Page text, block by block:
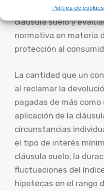
Política de cookies
gratuita para
cláusula suelo y
normativa en materia
protección al
La cantidad que un
al reclamar la
pagadas de más
aplicación de la
circunstancias
el tipo de interés
cláusula suelo, la
fluctuaciones del
hipotecas en el rango